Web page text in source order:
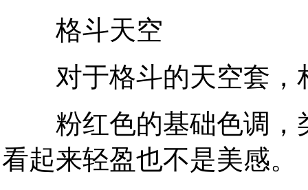
格斗天空
对于格斗的天空套，
粉红色的基础色调，
看起来轻盈也不是美感。